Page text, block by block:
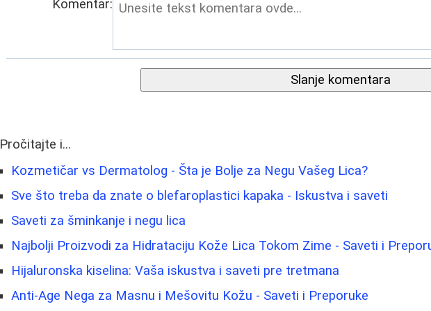
Komentar:
Slanje komentara
Pročitajte i...
Kozmetičar vs Dermatolog - Šta je Bolje za Negu Vašeg Lica?
Sve što treba da znate o blefaroplastici kapaka - Iskustva i saveti
Saveti za šminkanje i negu lica
Najbolji Proizvodi za Hidrataciju Kože Lica Tokom Zime - Saveti i
Hijaluronska kiselina: Vaša iskustva i saveti pre tretmana
Anti-Age Nega za Masnu i Mešovitu Kožu - Saveti i Preporuke